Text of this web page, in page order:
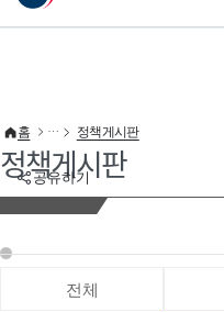
이 누리집은 대한민국 공식 전자정부 누
공유하기
홈 정책게시판
정책게시판
전체